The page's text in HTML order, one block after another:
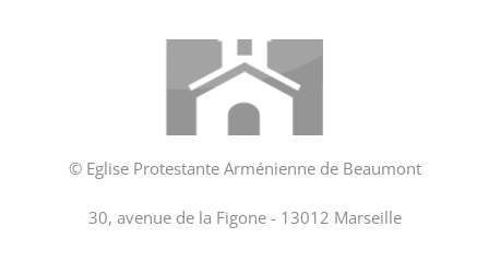
© Eglise Protestante Arménienne de Beaumont
30, avenue de la Figone - 13012 Marseille